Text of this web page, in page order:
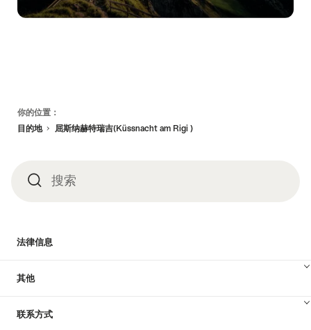
你的位置：
目的地
屈斯纳赫特瑞吉(Küssnacht am Rigi )
搜 搜索
法律信息
其他
联系方式